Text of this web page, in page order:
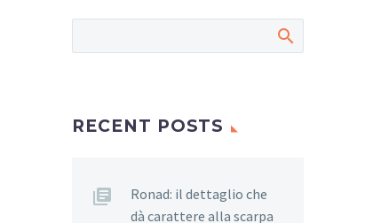
RECENT POSTS
Ronad: il dettaglio che
dà carattere alla scarpa